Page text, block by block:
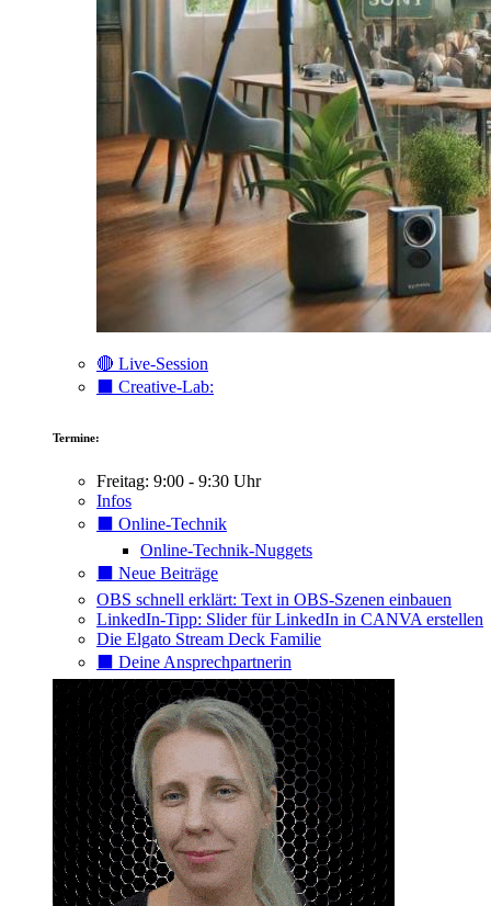
🔴 Live-Session
⬛️ Creative-Lab:
Termine:
Freitag: 9:00 - 9:30 Uhr
Infos
⬛️ Online-Technik
Online-Technik-Nuggets
⬛️ Neue Beiträge
OBS schnell erklärt: Text in OBS-Szenen einbauen
LinkedIn-Tipp: Slider für LinkedIn in CANVA erstellen
Die Elgato Stream Deck Familie
⬛️ Deine Ansprechpartnerin